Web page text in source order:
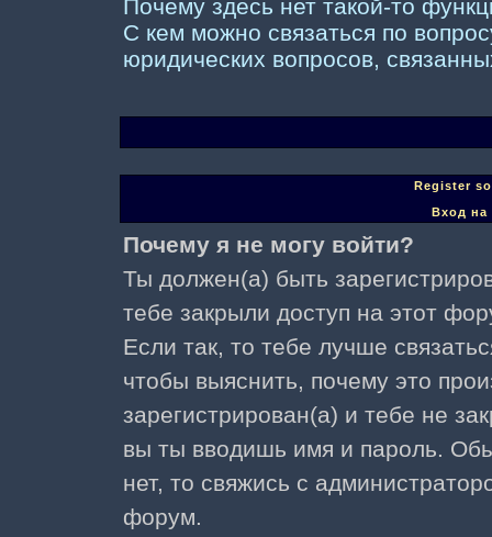
Почему здесь нет такой-то
С кем можно связаться по
юридических вопросов,
Register
Вход на
Почему я не могу войти?
Ты должен(а) быть
тебе закрыли доступ на этот
Если так, то тебе лучше
чтобы выяснить, почему это
зарегистрирован(а) и тебе не
вы ты вводишь имя и пароль.
нет, то свяжись с
форум.